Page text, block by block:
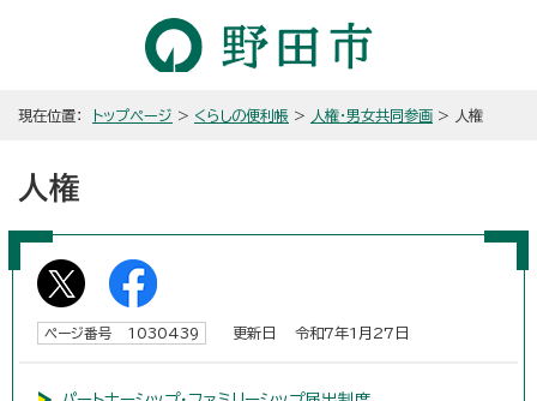
現在位置： トップページ > くらしの便利帳 > 人権・男女共同参画 > 人権
人権
ページ番号 1030439 更新日 令和7年1月27日